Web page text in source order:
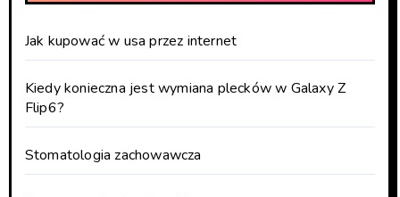
Jak kupować w usa przez internet
Kiedy konieczna jest wymiana plecków w Galaxy Z
Flip6?
Stomatologia zachowawcza